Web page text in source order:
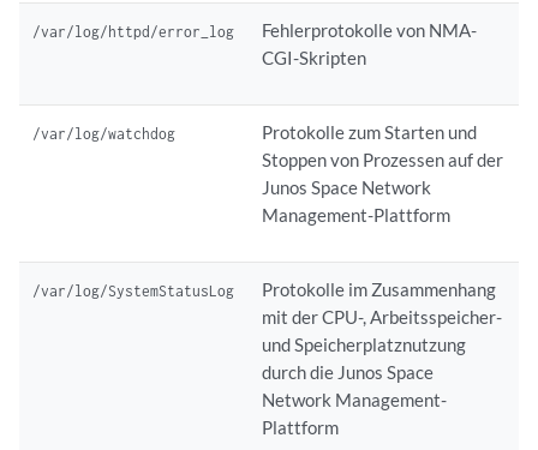
/var/log/httpd/error_log
Fehlerprotokolle von NMA-
CGI-Skripten
/var/log/watchdog
Protokolle zum Starten und
Stoppen von Prozessen auf der
Junos Space Network
Management-Plattform
/var/log/SystemStatusLog
Protokolle im Zusammenhang
mit der CPU-, Arbeitsspeicher-
und Speicherplatznutzung
durch die Junos Space
Network Management-
Plattform